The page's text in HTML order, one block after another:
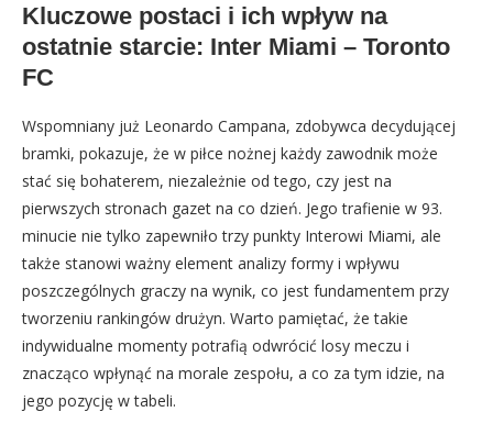
Kluczowe postaci i ich wpływ na
ostatnie starcie: Inter Miami – Toronto
FC
Wspomniany już Leonardo Campana, zdobywca decydującej
bramki, pokazuje, że w piłce nożnej każdy zawodnik może
stać się bohaterem, niezależnie od tego, czy jest na
pierwszych stronach gazet na co dzień. Jego trafienie w 93.
minucie nie tylko zapewniło trzy punkty Interowi Miami, ale
także stanowi ważny element analizy formy i wpływu
poszczególnych graczy na wynik, co jest fundamentem przy
tworzeniu rankingów drużyn. Warto pamiętać, że takie
indywidualne momenty potrafią odwrócić losy meczu i
znacząco wpłynąć na morale zespołu, a co za tym idzie, na
jego pozycję w tabeli.